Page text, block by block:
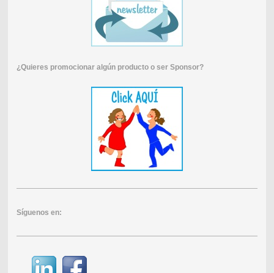
¿Quieres promocionar algún producto o ser Sponsor?
Síguenos en: